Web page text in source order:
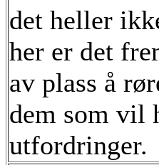
det heller
her er det
av plass å
dem som vil
utfordringer.